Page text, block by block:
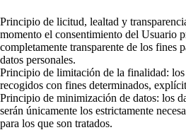
Principio de licitud, lealtad y
momento el consentimiento del Usuario
completamente transparente de los fines
datos personales.
Principio de limitación de la finalidad: los
recogidos con fines determinados,
Principio de minimización de datos: los
serán únicamente los estrictamente
para los que son tratados.